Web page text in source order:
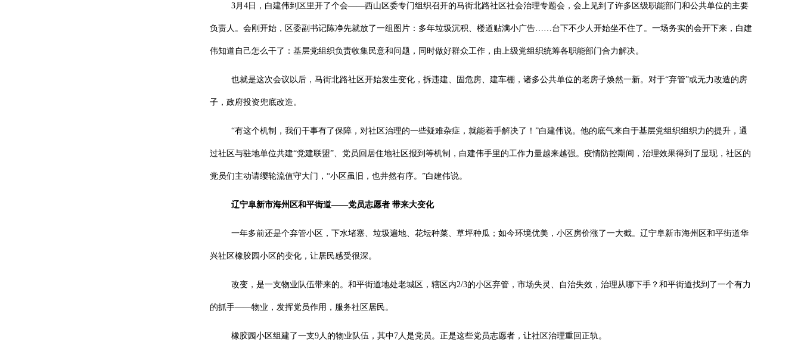
3月4日，白建伟到区里开了个会——西山区委专门组织召开的马街北路社区社会治理专题会，会上见到了许多区级职能部门和公共单位的主要
负责人。会刚开始，区委副书记陈净先就放了一组图片：多年垃圾沉积、楼道贴满小广告……台下不少人开始坐不住了。一场务实的会开下来，白建
伟知道自己怎么干了：基层党组织负责收集民意和问题，同时做好群众工作，由上级党组织统筹各职能部门合力解决。
也就是这次会议以后，马街北路社区开始发生变化，拆违建、固危房、建车棚，诸多公共单位的老房子焕然一新。对于“弃管”或无力改造的房
子，政府投资兜底改造。
“有这个机制，我们干事有了保障，对社区治理的一些疑难杂症，就能着手解决了！”白建伟说。他的底气来自于基层党组织组织力的提升，通
过社区与驻地单位共建“党建联盟”、党员回居住地社区报到等机制，白建伟手里的工作力量越来越强。疫情防控期间，治理效果得到了显现，社区的
党员们主动请缨轮流值守大门，“小区虽旧，也井然有序。”白建伟说。
辽宁阜新市海州区和平街道——党员志愿者 带来大变化
一年多前还是个弃管小区，下水堵塞、垃圾遍地、花坛种菜、草坪种瓜；如今环境优美，小区房价涨了一大截。辽宁阜新市海州区和平街道华
兴社区橡胶园小区的变化，让居民感受很深。
改变，是一支物业队伍带来的。和平街道地处老城区，辖区内2/3的小区弃管，市场失灵、自治失效，治理从哪下手？和平街道找到了一个有力
的抓手——物业，发挥党员作用，服务社区居民。
橡胶园小区组建了一支9人的物业队伍，其中7人是党员。正是这些党员志愿者，让社区治理重回正轨。